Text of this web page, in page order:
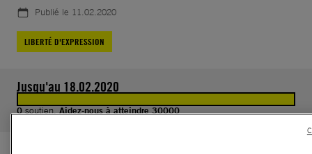
content.phpon line24
Publié le 11.02.2020
LIBERTÉ D'EXPRESSION
Jusqu'au 18.02.2020
0soutien.Aidez-nous à atteindre 30000